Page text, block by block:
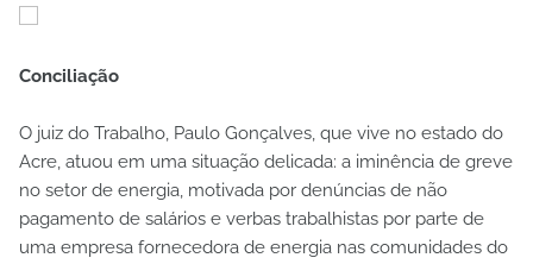
Conciliação
O juiz do Trabalho, Paulo Gonçalves, que vive no estado do
Acre, atuou em uma situação delicada: a iminência de greve
no setor de energia, motivada por denúncias de não
pagamento de salários e verbas trabalhistas por parte de
uma empresa fornecedora de energia nas comunidades do